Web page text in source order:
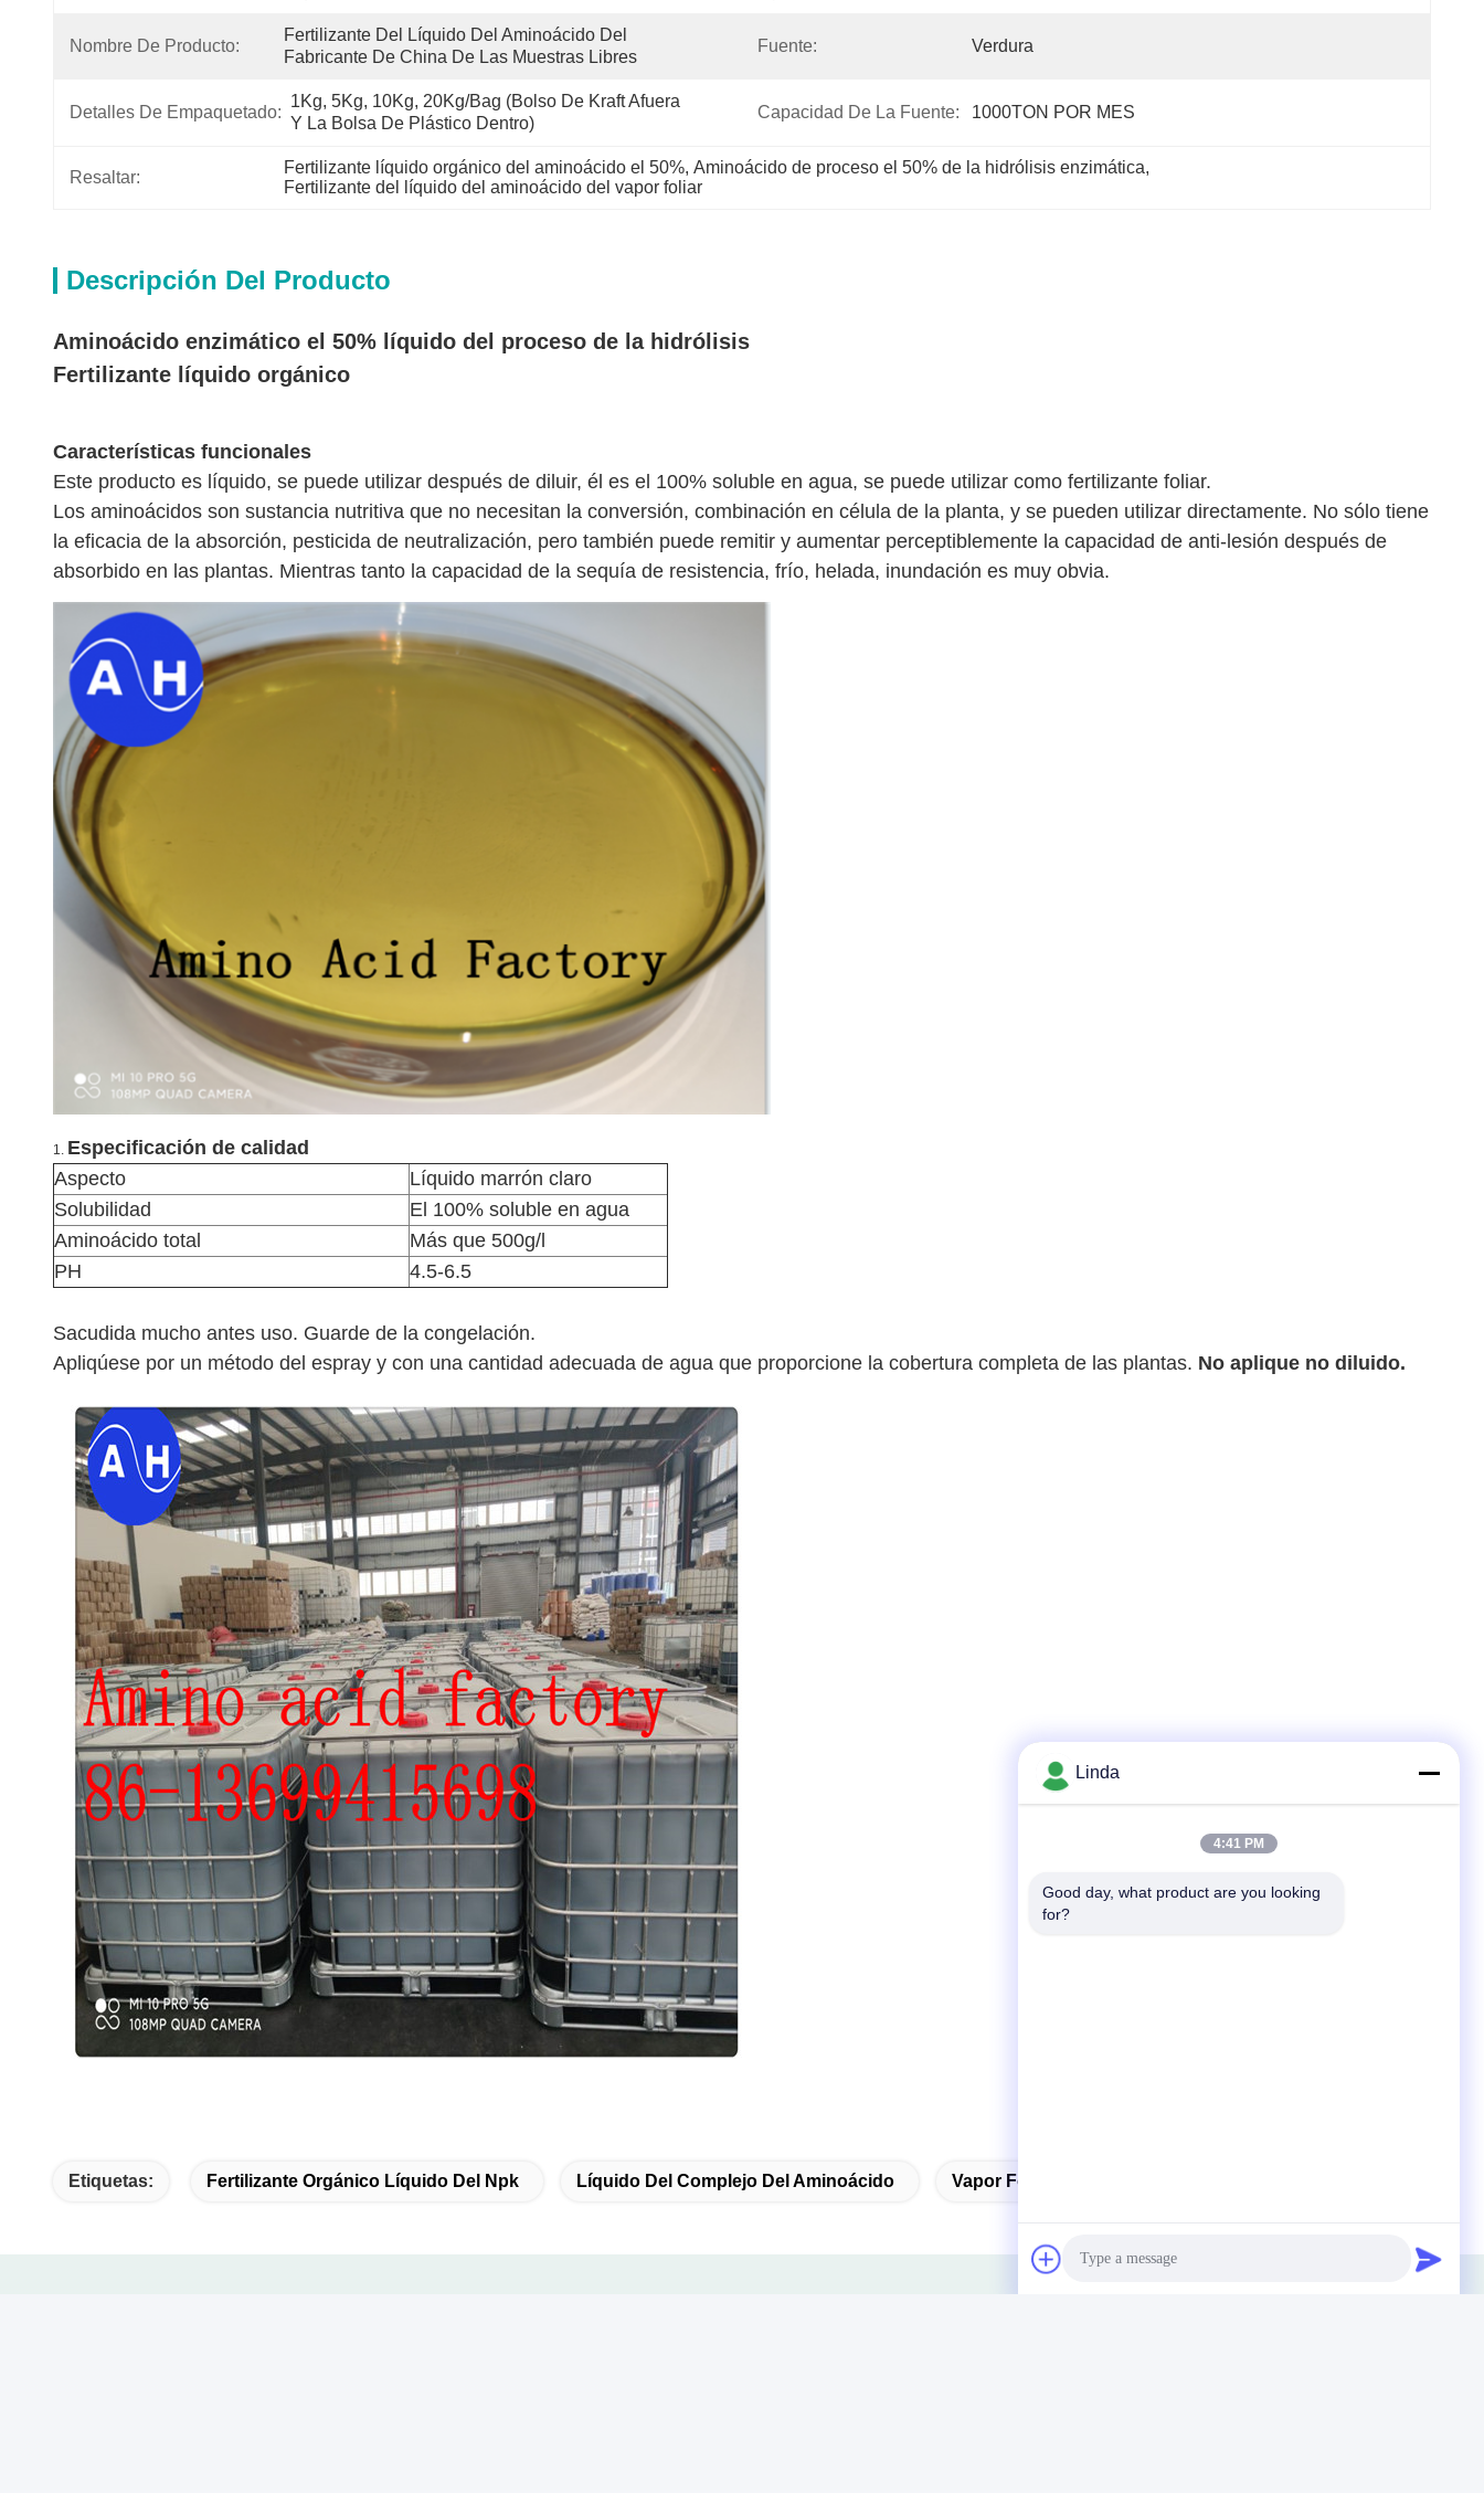
Nombre De Producto:
Fertilizante Del Líquido Del Aminoácido Del
Fabricante De China De Las Muestras Libres
Fuente: Verdura
Detalles De Empaquetado:
1Kg, 5Kg, 10Kg, 20Kg/Bag (bolso De Kraft Afuera
Y La Bolsa De Plástico Dentro)
Capacidad De La Fuente: 1000TON POR MES
Resaltar:
Fertilizante líquido orgánico del aminoácido el 50%, Aminoácido de proceso el 50% de la hidrólisis enzimática,
Fertilizante del líquido del aminoácido del vapor foliar
Descripción Del Producto
Aminoácido enzimático el 50% líquido del proceso de la hidrólisis
Fertilizante líquido orgánico
Características funcionales
Este producto es líquido, se puede utilizar después de diluir, él es el 100% soluble en agua, se puede utilizar como fertilizante foliar.
Los aminoácidos son sustancia nutritiva que no necesitan la conversión, combinación en célula de la planta, y se pueden utilizar directamente. No sólo tiene
la eficacia de la absorción, pesticida de neutralización, pero también puede remitir y aumentar perceptiblemente la capacidad de anti-lesión después de
absorbido en las plantas. Mientras tanto la capacidad de la sequía de resistencia, frío, helada, inundación es muy obvia.
1. Especificación de calidad
Aspecto
Líquido marrón claro
Solubilidad
El 100% soluble en agua
Aminoácido total
Más que 500g/l
PH
4.5-6.5
Sacudida mucho antes uso. Guarde de la congelación.
Apliqúese por un método del espray y con una cantidad adecuada de agua que proporcione la cobertura completa de las plantas. No aplique no diluido.
Etiquetas: Fertilizante Orgánico Líquido Del Npk Líquido Del Complejo Del Aminoácido Vapor Foliar Del Aminoácido
Linda
4:41 PM
Good day, what product are you looking
for?